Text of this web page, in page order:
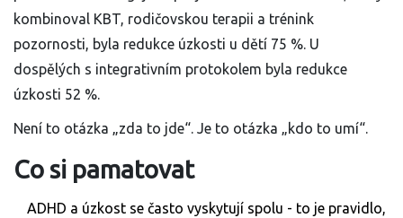
kombinoval KBT, rodičovskou terapii a trénink
pozornosti, byla redukce úzkosti u dětí 75 %. U
dospělých s integrativním protokolem byla redukce
úzkosti 52 %.
Není to otázka „zda to jde“. Je to otázka „kdo to umí“.
Co si pamatovat
ADHD a úzkost se často vyskytují spolu - to je pravidlo,